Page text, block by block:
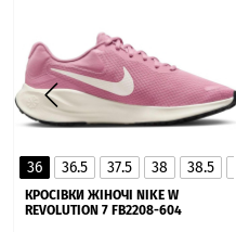
36 36.5 37.5 38 38.5
КРОСІВКИ ЖІНОЧІ NIKE W
REVOLUTION 7 FB2208-604